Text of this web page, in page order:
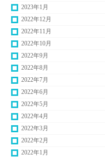
2023年1月
2022年12月
2022年11月
2022年10月
2022年9月
2022年8月
2022年7月
2022年6月
2022年5月
2022年4月
2022年3月
2022年2月
2022年1月